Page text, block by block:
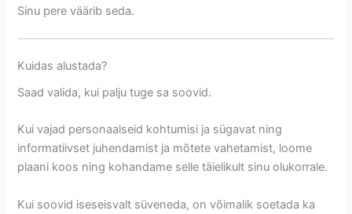
Sinu pere väärib seda.
Kuidas alustada?
Saad valida, kui palju tuge sa soovid.
Kui vajad personaalseid kohtumisi ja sügavat ning
informatiivset juhendamist ja mõtete vahetamist, loome
plaani koos ning kohandame selle täielikult sinu olukorrale.
Kui soovid iseseisvalt süveneda, on võimalik soetada ka